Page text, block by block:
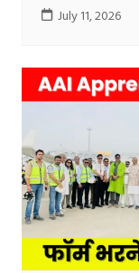
July 11, 2026